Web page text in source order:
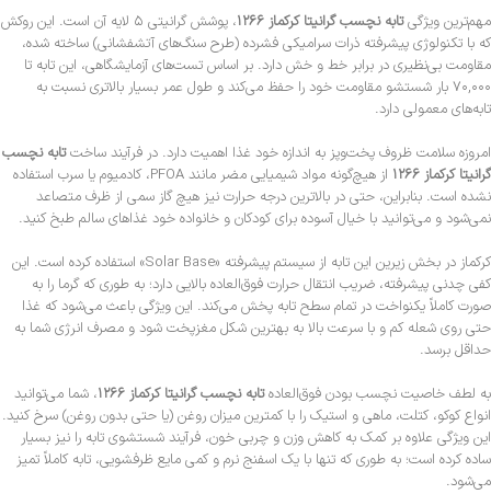
مهم‌ترین ویژگیتابه نچسب گرانیتا کرکماز ۱۲۶۶
، پوشش گرانیتی ۵ لایه آن است. این روکش
که با تکنولوژی پیشرفته ذرات سرامیکی فشرده (طرح سنگ‌های آتشفشانی) ساخته شده،
مقاومت بی‌نظیری در برابر خط و خش دارد. بر اساس تست‌های آزمایشگاهی، این تابه تا
۷۰,۰۰۰ بار شستشو مقاومت خود را حفظ می‌کند و طول عمر بسیار بالاتری نسبت به
تابه‌های معمولی دارد.
امروزه سلامت ظروف پخت‌وپز به اندازه خود غذا اهمیت دارد. در فرآیند ساختتابه نچسب
گرانیتا کرکماز ۱۲۶۶
از هیچ‌گونه مواد شیمیایی مضر مانند PFOA، کادمیوم یا سرب استفاده
نشده است. بنابراین، حتی در بالاترین درجه حرارت نیز هیچ گاز سمی از ظرف متصاعد
نمی‌شود و می‌توانید با خیال آسوده برای کودکان و خانواده خود غذاهای سالم طبخ کنید.
کرکماز در بخش زیرین این تابه از سیستم پیشرفته «Solar Base» استفاده کرده است. این
کفی چدنی پیشرفته، ضریب انتقال حرارت فوق‌العاده بالایی دارد؛ به طوری که گرما را به
صورت کاملاً یکنواخت در تمام سطح تابه پخش می‌کند. این ویژگی باعث می‌شود که غذا
حتی روی شعله کم و با سرعت بالا به بهترین شکل مغزپخت شود و مصرف انرژی شما به
حداقل برسد.
به لطف خاصیت نچسب بودن فوق‌العادهتابه نچسب گرانیتا کرکماز ۱۲۶۶
، شما می‌توانید
انواع کوکو، کتلت، ماهی و استیک را با کمترین میزان روغن (یا حتی بدون روغن) سرخ کنید.
این ویژگی علاوه بر کمک به کاهش وزن و چربی خون، فرآیند شستشوی تابه را نیز بسیار
ساده کرده است؛ به طوری که تنها با یک اسفنج نرم و کمی مایع ظرفشویی، تابه کاملاً تمیز
می‌شود.